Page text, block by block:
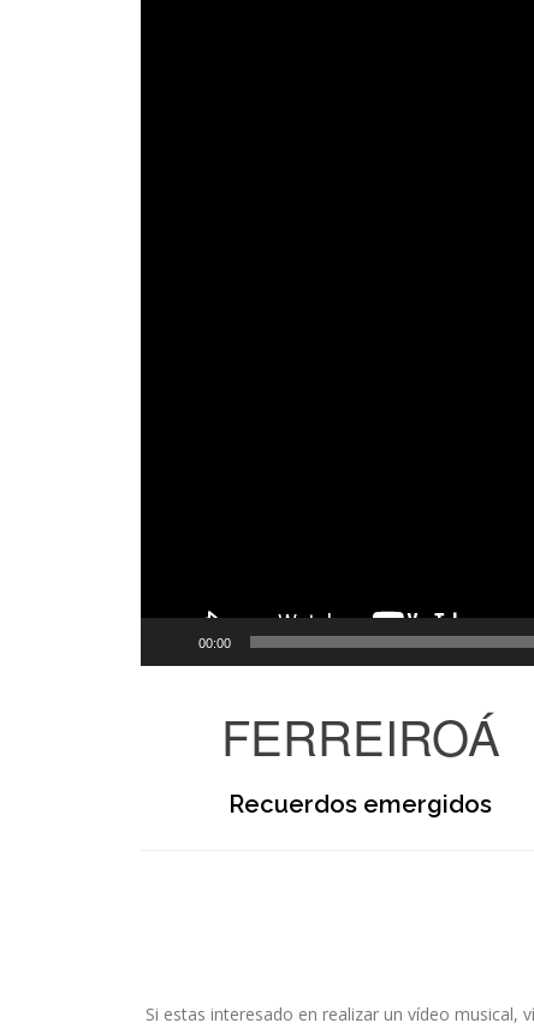
00:00
FERREIROÁ
Recuerdos emergidos
Si estas interesado en realizar un vídeo